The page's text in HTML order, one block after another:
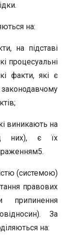
на:
на підставі
процесуальні
факти, які є
виникають на
них), є їх
(системою)
правових
припинення
За
на: